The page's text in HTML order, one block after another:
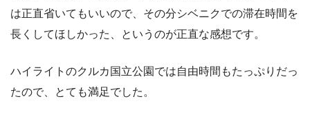
は正直省いてもいいので、その分シベニクでの滞在時間を
長くしてほしかった、というのが正直な感想です。
ハイライトのクルカ国立公園では自由時間もたっぷりだっ
たので、とても満足でした。